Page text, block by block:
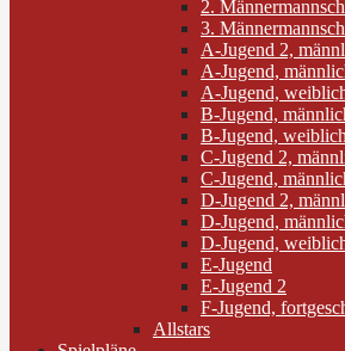
2.
3.
A-Jugend 2,
A-Jugend,
A-Jugend,
B-Jugend,
B-Jugend, weiblich
C-Jugend 2,
C-Jugend,
D-Jugend 2,
D-Jugend,
D-Jugend,
E-Jugend
E-Jugend 2
F-Jugend,
Allstars